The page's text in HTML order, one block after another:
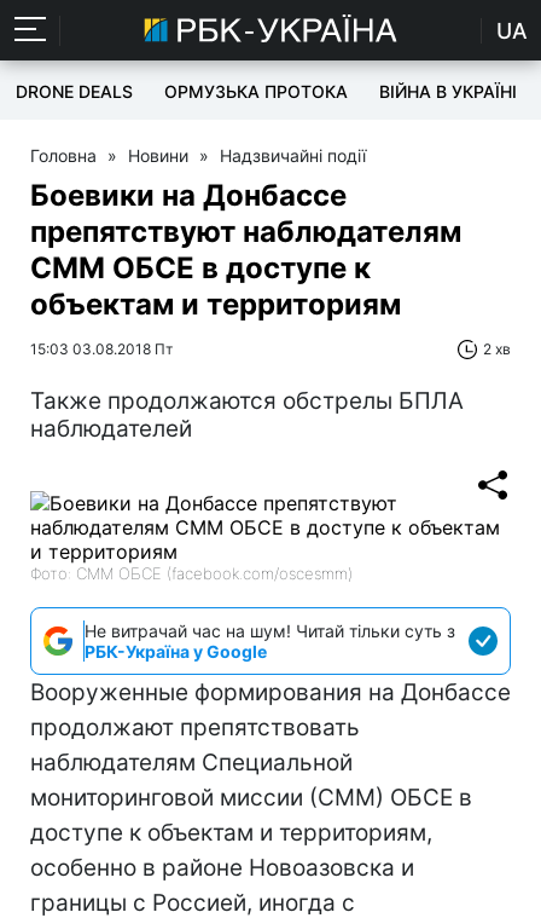
UA
DRONE DEALS ОРМУЗЬКА ПРОТОКА ВІЙНА В УКРАЇНІ
Головна » Новини » Надзвичайні події
Боевики на Донбассе
препятствуют наблюдателям
СММ ОБСЕ в доступе к
объектам и территориям
15:03 03.08.2018 Пт 2 хв
Также продолжаются обстрелы БПЛА
наблюдателей
Фото: СММ ОБСЕ (facebook.com/oscesmm)
Не витрачай час на шум! Читай тільки суть з
РБК-Україна у Google
Вооруженные формирования на Донбассе
продолжают препятствовать
наблюдателям Специальной
мониторинговой миссии (СММ) ОБСЕ в
доступе к объектам и территориям,
особенно в районе Новоазовска и
границы с Россией, иногда с